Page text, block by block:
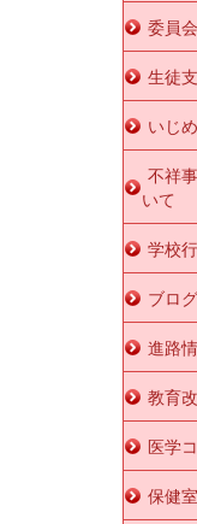
委員
生徒
いじ
不祥
いて
学校
ブロ
進路
教育
医学
保健